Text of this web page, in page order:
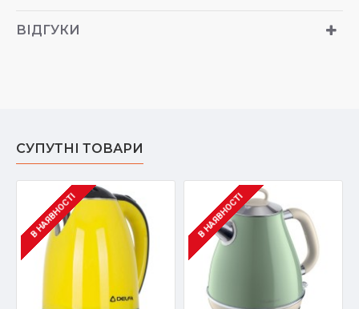
ВІДГУКИ
СУПУТНІ ТОВАРИ
В НАЯВНОСТІ В НАЯВНОСТІ